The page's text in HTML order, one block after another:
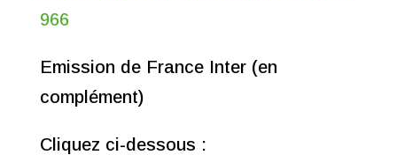
966
Emission de France Inter (en
complément)
Cliquez ci-dessous :